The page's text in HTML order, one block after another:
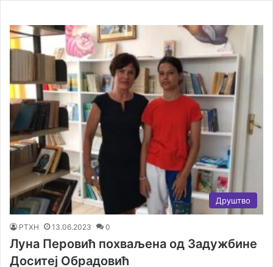
Друштво
РТХН 13.06.2023 0
Луна Перовић похваљена од Задужбине
Доситеј Обрадовић